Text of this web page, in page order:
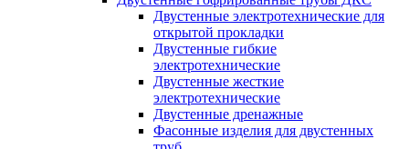
Двустенные электротехнические для
открытой прокладки
Двустенные гибкие
электротехнические
Двустенные жесткие
электротехнические
Двустенные дренажные
Фасонные изделия для двустенных